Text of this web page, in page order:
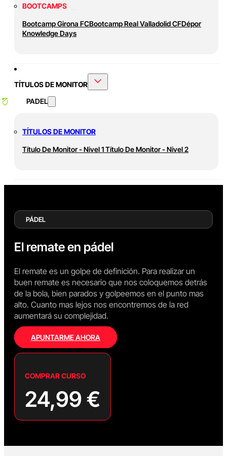
BOOTCAMPS
Bootcamp Girona FCBootcamp Real Valladolid CFDépor
Knowledge Days
TÍTULOS DE MONITOR
PADEL
TÍTULOS DE MONITOR
Título De Monitor - Nivel 1Título De Monitor - Nivel 2
PÁDEL
El remate en pádel
El remate es un golpe de definición. Para realizar un
buen remate es necesario que nos coloquemos detrás
de la bola, bien parados y golpeemos en el punto mas
alto. Cuanto mas lejos nos encontremos de la red
aumentará su complejidad.
APUNTARME AHORA
COMPRAR CURSO
24,99€